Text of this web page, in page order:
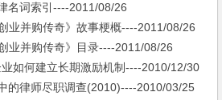
词索引----2011/08/26
并购传奇》故事梗概----2011/08/26
并购传奇》目录----2011/08/26
何建立长期激励机制----2010/12/30
律师尽职调查(2010)----2010/03/25